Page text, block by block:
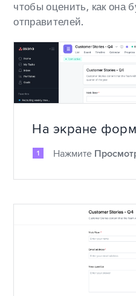
чтобы оценить, как она
отправителей.
На экране
Нажмите